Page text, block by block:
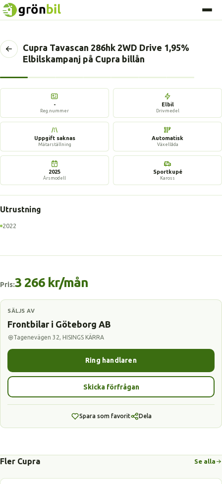
Tillbaka
sida
Cupra Tavascan 286hk 2WD Drive 1,95%
Elbilskampanj på Cupra billån
-
Reg.nummer
Elbil
Drivmedel
Uppgift saknas
Mätarställning
Automatisk
Växellåda
2025
Årsmodell
Sportkupé
Kaross
Utrustning
2022
Pris:3 266 kr/mån
SÄLJS AV
Frontbilar i Göteborg AB
Tagenevägen 32, HISINGS KÄRRA
Ring handlaren
Skicka förfrågan
Spara som favorit Dela
Fler Cupra Se alla